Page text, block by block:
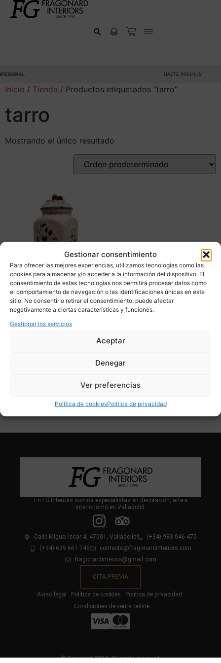
Gestionar consentimiento
Para ofrecer las mejores experiencias, utilizamos tecnologías como las
cookies para almacenar y/o acceder a la información del dispositivo. El
consentimiento de estas tecnologías nos permitirá procesar datos como
el comportamiento de navegación o las identificaciones únicas en este
sitio. No consentir o retirar el consentimiento, puede afectar
negativamente a ciertas características y funciones.
Gestionar los servicios
Aceptar
Denegar
Ver preferencias
Política de cookiesPolítica de privacidad
HAZTE PREMIUM
Inicio / Tienda / Productos etiquetados “tarro”
tarro
Mostrando el único resultado
Tarro hermético “Cottage
Charm” Country
– Alemania
En FG Interiors somos especialistas en decoración, arte e
interiorismo en Valladolid.
Calle Miguel Íscar 4, 47001, Valladolid
(+34) 983 046 475
(+34) 639 661 745
contacto@fragonardinteriors.com
fragonardinterios@gmail.com
CITA PREVIA
Aviso legal Política de cookies
Política de privacidad
Condiciones de venta online
© Copyright 2024. All rights reserved.